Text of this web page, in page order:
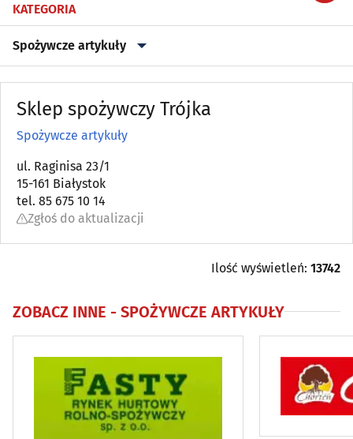
KATEGORIA
Spożywcze artykuły
Alkohol, Piwo, Wino, Wyroby spirytusowe(20)
Antykwariaty(5)
Artykuły dziecięce
Artykuły i sprzęt gospodarstwa domowego (AGD)(17)
Audiowizualne systemy
Balony, fajerwerki i inne(10)
Sklep spożywczy Trójka
Spożywcze artykuły
ul. Raginisa 23/1
15-161 Białystok
tel. 85 675 10 14
Zgłoś do aktualizacji
Ilość wyświetleń: 13742
ZOBACZ INNE - SPOŻYWCZE ARTYKUŁY